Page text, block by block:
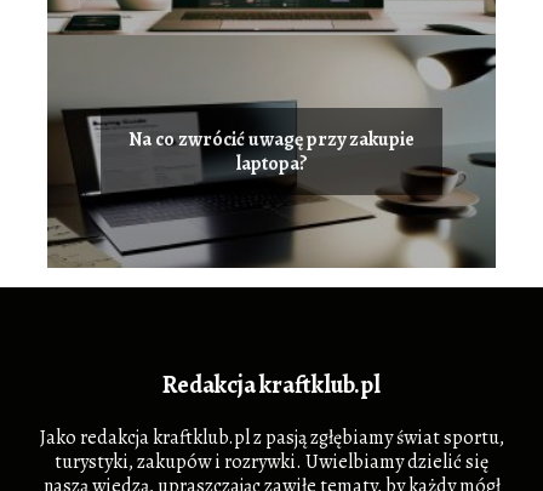
Na co zwrócić uwagę przy zakupie
laptopa?
Redakcja kraftklub.pl
Jako redakcja kraftklub.pl z pasją zgłębiamy świat sportu,
turystyki, zakupów i rozrywki. Uwielbiamy dzielić się